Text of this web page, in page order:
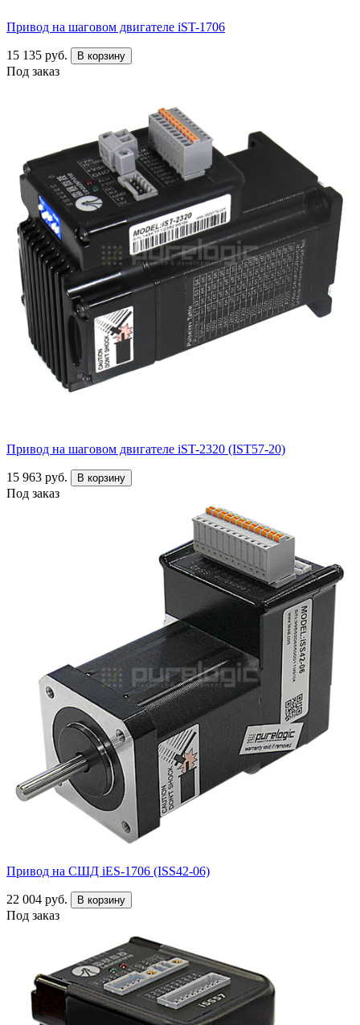
Привод на шаговом двигателе iST-1706
15 135 руб. В корзину
Под заказ
Привод на шаговом двигателе iST-2320 (IST57-20)
15 963 руб. В корзину
Под заказ
Привод на СШД iES-1706 (ISS42-06)
22 004 руб. В корзину
Под заказ